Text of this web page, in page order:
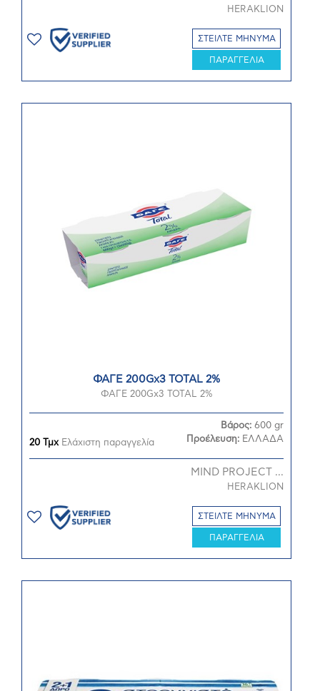
HERAKLION
ΣΤΕΙΛΤΕ ΜΗΝΥΜΑ
ΠΑΡΑΓΓΕΛΙΑ
ΦΑΓΕ 200Gx3 TOTAL 2%
ΦΑΓΕ 200Gx3 TOTAL 2%
20 ΤμχΕλάχιστη παραγγελία
Βάρος: 600 gr
Προέλευση: ΕΛΛΑΔΑ
MIND PROJECT ...
HERAKLION
ΣΤΕΙΛΤΕ ΜΗΝΥΜΑ
ΠΑΡΑΓΓΕΛΙΑ